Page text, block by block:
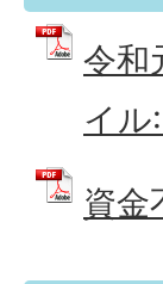
令和
イル
資金